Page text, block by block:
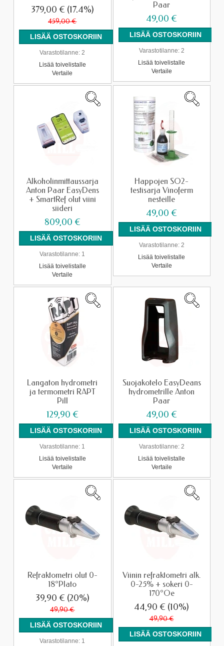
379,00 € (17.4%)
459,00 €
Varastotilanne: 2
Lisää toivelistalle
Vertaile
Paar
49,00 €
Varastotilanne:2
Lisää toivelistalle
Vertaile
Alkoholinmittaussarja
Anton Paar EasyDens
+ SmartRef olut viini
siideri
809,00 €
Varastotilanne: 1
Lisää toivelistalle
Vertaile
Happojen SO2-
testisarja Vinoferm
nesteille
49,00 €
Varastotilanne:2
Lisää toivelistalle
Vertaile
Langaton hydrometri
ja termometri RAPT
Pill
129,90 €
Varastotilanne: 1
Lisää toivelistalle
Vertaile
Suojakotelo EasyDeans
hydrometrille Anton
Paar
49,00 €
Varastotilanne:2
Lisää toivelistalle
Vertaile
Refraktometri olut 0-
18°Plato
39,90 € (20%)
49,90 €
Varastotilanne: 1
Viinin refraktometri alk.
0-25% + sokeri 0-
170°Oe
44,90 € (10%)
49,90 €